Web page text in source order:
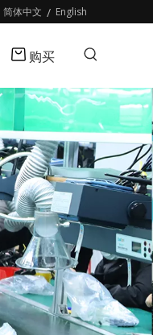
简体中文 / English
购买